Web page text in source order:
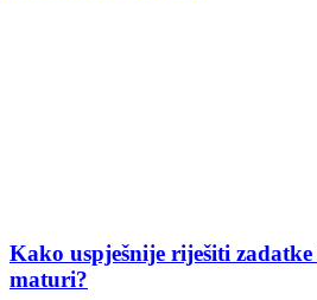
Kako uspješnije riješiti
maturi?